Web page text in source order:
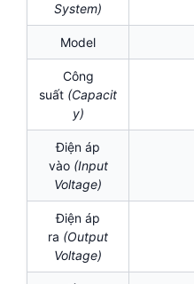
System)
Model
Công
suất (Capacit
y)
Điện áp
vào (Input
Voltage)
Điện áp
ra (Output
Voltage)